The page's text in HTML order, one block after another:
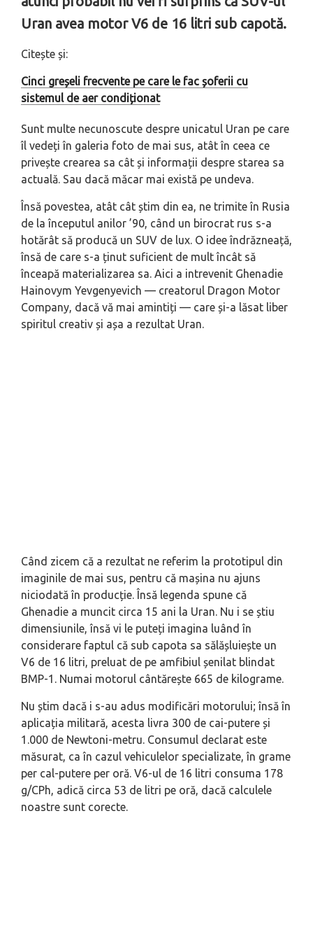
Uran avea motor V6 de 16 litri sub capotă.
Citește și:
Cinci greșeli frecvente pe care le fac șoferii cu
sistemul de aer condiționat
Sunt multe necunoscute despre unicatul Uran pe care
îl vedeți în galeria foto de mai sus, atât în ceea ce
privește crearea sa cât și informații despre starea sa
actuală. Sau dacă măcar mai există pe undeva.
Însă povestea, atât cât știm din ea, ne trimite în Rusia
de la începutul anilor ’90, când un birocrat rus s-a
hotărât să producă un SUV de lux. O idee îndrăzneață,
însă de care s-a ținut suficient de mult încât să
înceapă materializarea sa. Aici a intrevenit Ghenadie
Hainovym Yevgenyevich — creatorul Dragon Motor
Company, dacă vă mai amintiți — care și-a lăsat liber
spiritul creativ și așa a rezultat Uran.
Când zicem că a rezultat ne referim la prototipul din
imaginile de mai sus, pentru că mașina nu ajuns
niciodată în producție. Însă legenda spune că
Ghenadie a muncit circa 15 ani la Uran. Nu i se știu
dimensiunile, însă vi le puteți imagina luând în
considerare faptul că sub capota sa sălășluiește un
V6 de 16 litri, preluat de pe amfibiul șenilat blindat
BMP-1. Numai motorul cântărește 665 de kilograme.
Nu știm dacă i s-au adus modificări motorului; însă în
aplicația militară, acesta livra 300 de cai-putere și
1.000 de Newtoni-metru. Consumul declarat este
măsurat, ca în cazul vehiculelor specializate, în grame
per cal-putere per oră. V6-ul de 16 litri consuma 178
g/CPh, adică circa 53 de litri pe oră, dacă calculele
noastre sunt corecte.